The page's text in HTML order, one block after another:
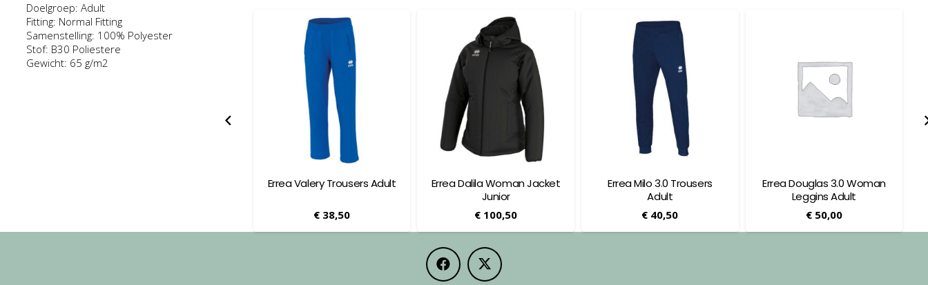
Doelgroep: Adult
Fitting: Normal Fitting
Samenstelling: 100% Polyester
Stof: B30 Poliestere
Gewicht: 65 g/m2
Errea Valery Trousers Adult
€ 38,50
Errea Dalila Woman Jacket
Junior
€ 100,50
Errea Milo 3.0 Trousers
Adult
€ 40,50
Errea Douglas 3.0 Woman
Leggins Adult
€50,00